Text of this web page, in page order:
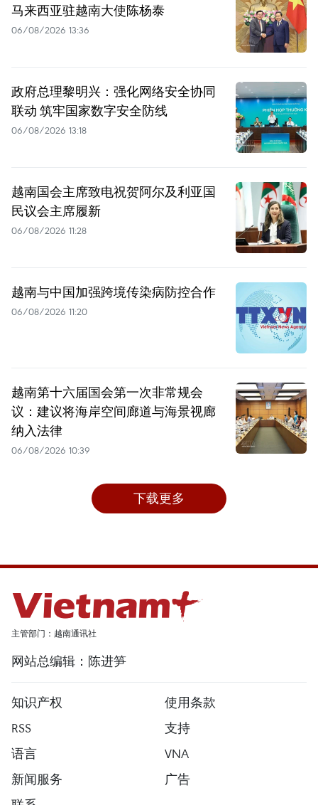
马来西亚驻越南大使陈杨泰
06/08/2026 13:36
政府总理黎明兴：强化网络安全协同
联动 筑牢国家数字安全防线
06/08/2026 13:18
越南国会主席致电祝贺阿尔及利亚国
民议会主席履新
06/08/2026 11:28
越南与中国加强跨境传染病防控合作
06/08/2026 11:20
越南第十六届国会第一次非常规会
议：建议将海岸空间廊道与海景视廊
纳入法律
06/08/2026 10:39
下载更多
主管部门：越南通讯社
网站总编辑：陈进笋
知识产权
使用条款
RSS
支持
语言
VNA
新闻服务
广告